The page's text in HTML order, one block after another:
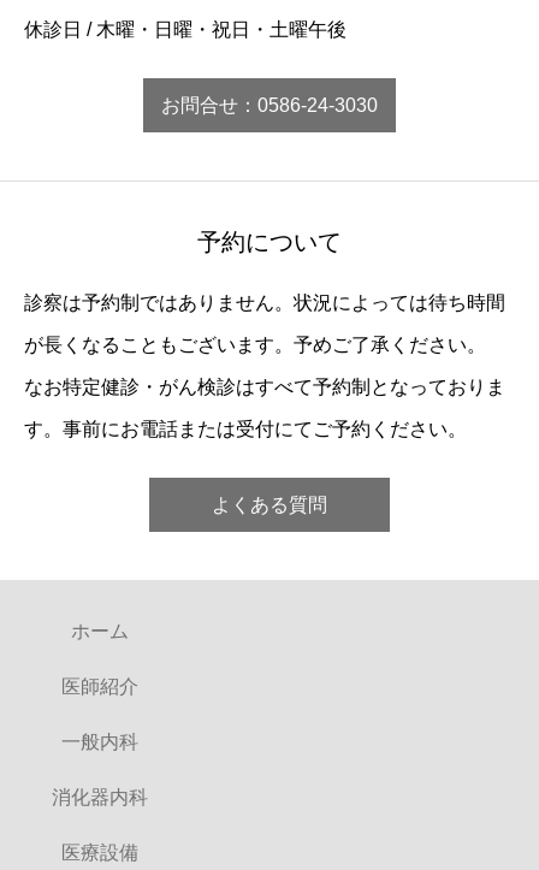
休診日 / 木曜・日曜・祝日・土曜午後
お問合せ：0586-24-3030
予約について
診察は予約制ではありません。状況によっては待ち時間
が長くなることもございます。予めご了承ください。
なお特定健診・がん検診はすべて予約制となっておりま
す。事前にお電話または受付にてご予約ください。
よくある質問
ホーム
医師紹介
一般内科
消化器内科
医療設備